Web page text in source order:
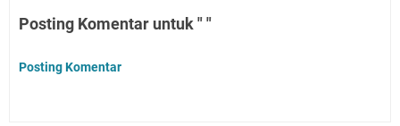
Posting Komentar untuk " "
Posting Komentar